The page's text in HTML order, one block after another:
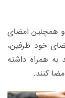
و همچنین امضای
خود طرفین،
به همراه داشته
کنند.